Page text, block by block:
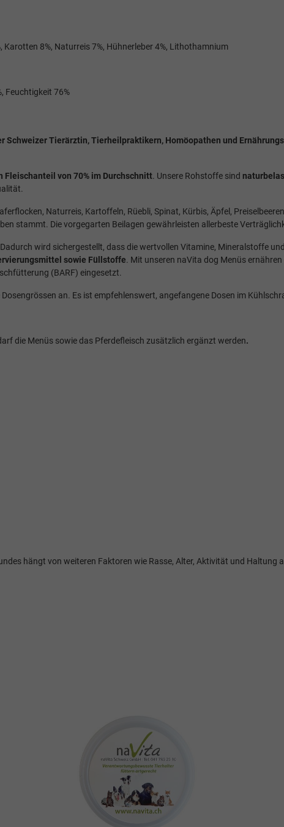
Karotten 8%, Naturreis 7%, Hühnerleber 4%, Lithothamnium
Feuchtigkeit 76%
Schweizer Tierärztin, Tierheilpraktikern, Homöopathen und
Fleischanteil von 70% im Durchschnitt. Unsere Rohstoffe sind
Naturreis, Kartoffeln, Rüebli, Spinat, Kürbis, Äpfel,
stammt. Die vorgegarten Beilagen gewährleisten allerbeste
wird sichergestellt, dass die wertvollen Vitamine, Mineralstoffe
sowie Füllstoffe. Mit unseren naVita dog Menüs
(BARF) eingesetzt.
an. Es ist empfehlenswert, angefangene Dosen im
die Menüs sowie das Pferdefleisch zusätzlich ergänzt werden.
hängt von weiteren Faktoren wie Rasse, Alter, Aktivität und Haltung